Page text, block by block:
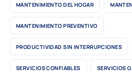
MANTENIMIENTO DEL HOGAR
MANTENIMIENTO PREVENTIVO
PRODUCTIVIDAD SIN INTERRUPCIONES
SERVICIOS CONFIABLES SERVICIOS